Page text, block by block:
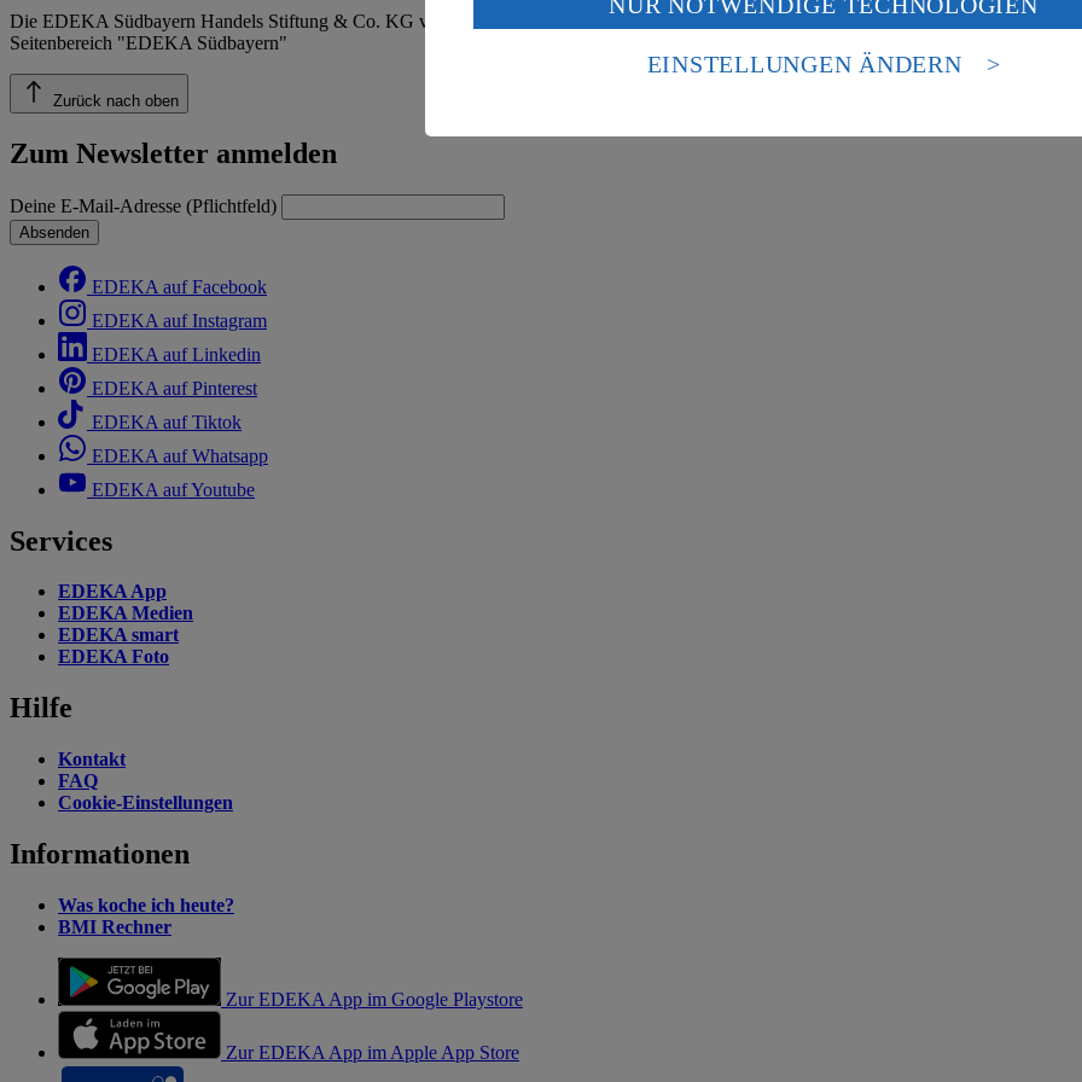
Die EDEKA Südbayern Handels Stiftung & Co. KG veröffentlicht insbesondere Inhalte zu den Bereichen:
Seitenbereich "EDEKA Südbayern"
Zurück nach oben
Zum Newsletter anmelden
Deine E-Mail-Adresse (Pflichtfeld)
Absenden
EDEKA auf Facebook
EDEKA auf Instagram
EDEKA auf Linkedin
EDEKA auf Pinterest
EDEKA auf Tiktok
EDEKA auf Whatsapp
EDEKA auf Youtube
Services
EDEKA App
EDEKA Medien
EDEKA smart
EDEKA Foto
Hilfe
Kontakt
FAQ
Cookie-Einstellungen
Informationen
Was koche ich heute?
BMI Rechner
Zur EDEKA App im Google Playstore
Zur EDEKA App im Apple App Store
ein, dass deine Daten in den USA verarbeitet werden. Der EuGH sieht die USA als
einem nach europäischen Standards nicht angemessenen Datenschutzniveau an. Es
Risiko eines Zugriffs durch US-amerikanische Behörden.
EINSTELLUNGEN ÄNDERN